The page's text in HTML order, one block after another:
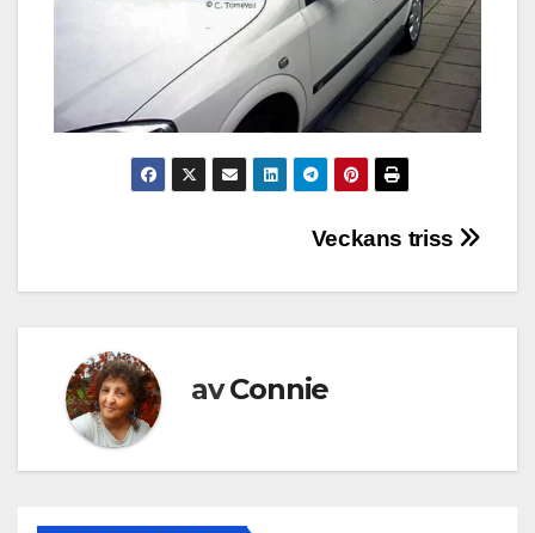
InläggsnavigeringVeckans triss
avConnie